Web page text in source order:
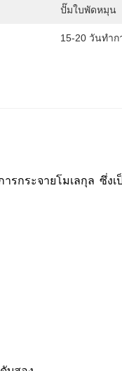
ปั๊มใบพัดหมุน
15-20 วันทำก
รกระจายโมเลกุล ซึ่ง